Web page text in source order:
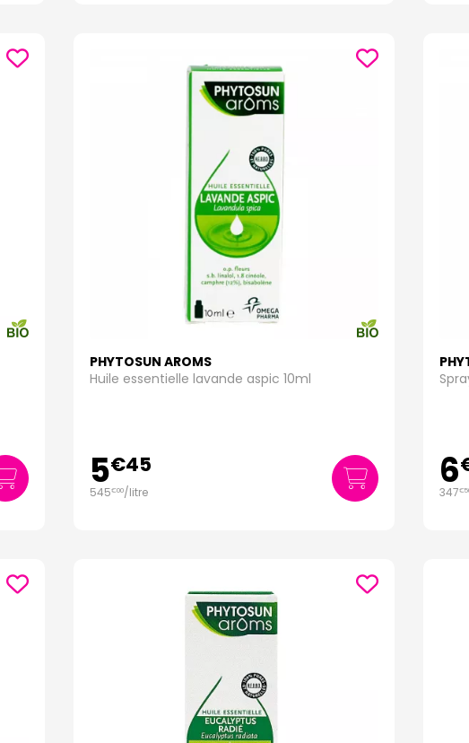
PHYTOSUN AROMS
Huile essentielle lavande aspic 10ml
5€45
545€00/litre 6
347€